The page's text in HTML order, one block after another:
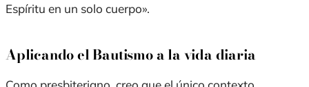
Espíritu en un solo cuerpo».
Aplicando el Bautismo a la vida diaria